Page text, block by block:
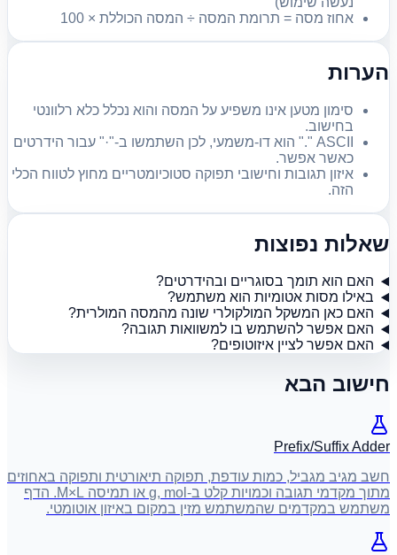
אחוז מסה = תרומת המסה ÷ המסה הכוללת × 100
הערות
סימון מטען אינו משפיע על המסה והוא נכלל כלא רלוונטי
בחישוב.
ASCII "." הוא דו-משמעי, לכן השתמשו ב-"·" עבור הידרטים
כאשר אפשר.
איזון תגובות וחישובי תפוקה סטוכיומטריים מחוץ לטווח הכלי
הזה.
שאלות נפוצות
האם הוא תומך בסוגריים ובהידרטים?
באילו מסות אטומיות הוא משתמש?
האם כאן המשקל המולקולרי שונה מהמסה המולרית?
האם אפשר להשתמש בו למשוואות תגובה?
האם אפשר לציין איזוטופים?
חישוב הבא
Prefix/Suffix Adder
חשב מגיב מגביל, כמות עודפת, תפוקה תיאורטית ותפוקה באחוזים
מתוך מקדמי תגובה וכמויות קלט ב-g, mol או תמיסה M×L. הדף
משתמש במקדמים שהמשתמש מזין במקום באיזון אוטומטי.